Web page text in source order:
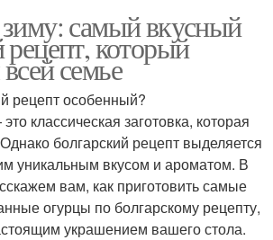
самый вкусный
рецепт, который
семье
рецепт особенный?
классическая заготовка, которая
болгарский рецепт выделяется
уникальным вкусом и ароматом. В
вам, как приготовить самые
огурцы по болгарскому рецепту,
украшением вашего стола.